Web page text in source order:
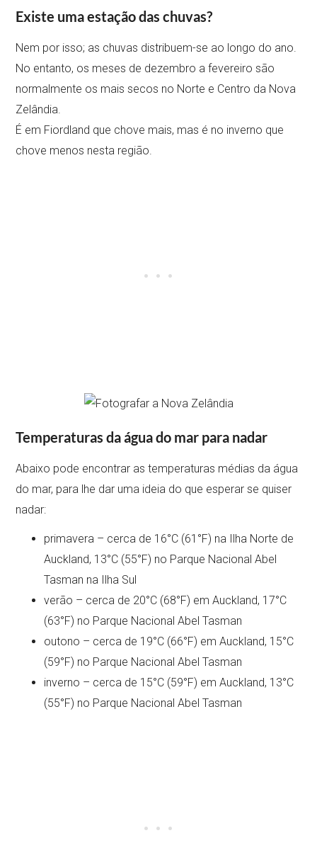
Existe uma estação das chuvas?
Nem por isso; as chuvas distribuem-se ao longo do ano.
No entanto, os meses de dezembro a fevereiro são
normalmente os mais secos no Norte e Centro da Nova
Zelândia.
É em Fiordland que chove mais, mas é no inverno que
chove menos nesta região.
Temperaturas da água do mar para nadar
Abaixo pode encontrar as temperaturas médias da água
do mar, para lhe dar uma ideia do que esperar se quiser
nadar:
primavera – cerca de 16°C (61°F) na Ilha Norte de
Auckland, 13°C (55°F) no Parque Nacional Abel
Tasman na Ilha Sul
verão – cerca de 20°C (68°F) em Auckland, 17°C
(63°F) no Parque Nacional Abel Tasman
outono – cerca de 19°C (66°F) em Auckland, 15°C
(59°F) no Parque Nacional Abel Tasman
inverno – cerca de 15°C (59°F) em Auckland, 13°C
(55°F) no Parque Nacional Abel Tasman